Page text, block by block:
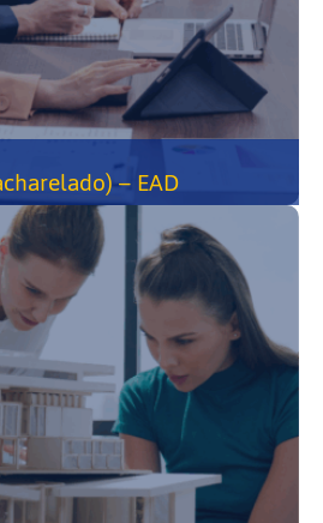
– EAD